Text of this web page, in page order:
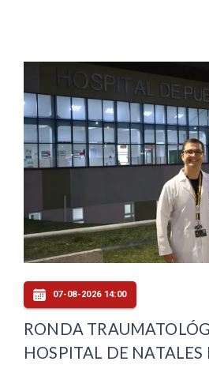
07-08-2026 14:00
RONDA
HOSPITAL DE